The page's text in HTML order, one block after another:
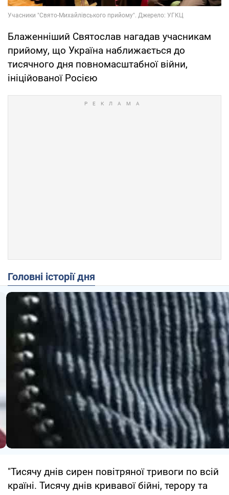
Блаженніший Святослав нагадав учасникам
прийому, що Україна наближається до
тисячного дня повномасштабної війни,
ініційованої Росією
Головні історії дня
"Тисячу днів сирен повітряної тривоги по всій
країні. Тисячу днів кривавої бійні, терору та